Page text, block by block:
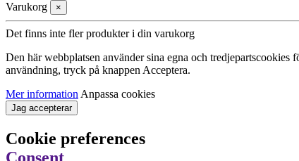
Varukorg
×
Det finns inte fler produkter i din varukorg
Den här webbplatsen använder sina egna och
användning, tryck på knappen Acceptera.
Mer information Anpassa cookies
Jag accepterar
Cookie preferences